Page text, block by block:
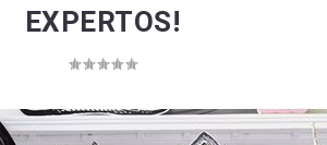
EXPERTOS!